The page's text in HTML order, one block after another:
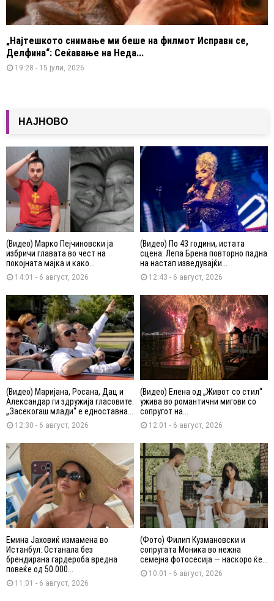
„Најтешкото снимање ми беше на филмот Исправи се,
Делфина“: Сеќавање на Неда...
19:28 - 15 јули, 2026
НАЈНОВО
(Видео) Марко Пејчиновски ја
избричи главата во чест на
покојната мајка и како...
14:01 - 6 август, 2026
(Видео) По 43 години, истата
сцена: Лепа Брена повторно падна
на настап изведувајќи...
12:43 - 6 август, 2026
(Видео) Маријана, Росана, Дац и
Александар ги здружија гласовите:
„Засекогаш млади“ е едноставна...
12:30 - 6 август, 2026
(Видео) Елена од „Живот со стил“
ужива во романтични мигови со
сопругот на...
12:01 - 6 август, 2026
Емина Јаховиќ измамена во
Истанбул: Останала без
брендирана гардероба вредна
повеќе од 50.000...
11:01 - 6 август, 2026
(Фото) Филип Кузмановски и
сопругата Моника во нежна
семејна фотосесија — наскоро ќе...
10:01 - 6 август, 2026